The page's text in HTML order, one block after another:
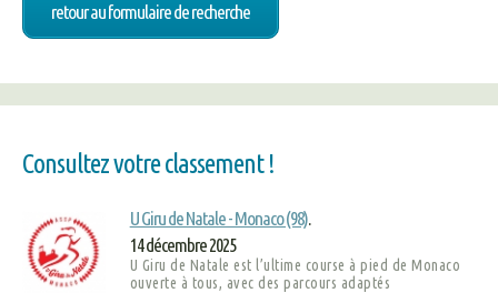
retour au formulaire de recherche
Consultez votre classement !
U Giru de Natale - Monaco (98).
14 décembre 2025
U Giru de Natale est l’ultime course à pied de Monaco
ouverte à tous, avec des parcours adaptés